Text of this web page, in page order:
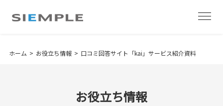
ホーム お役立ち情報 口コミ回答サイト「kai」サービス紹介資料
お役立ち情報